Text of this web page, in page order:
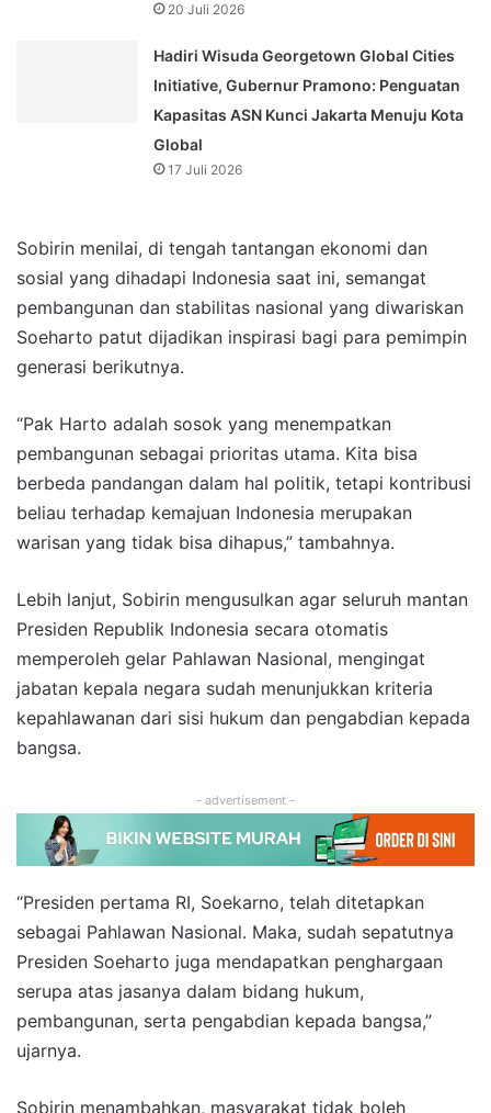
20 Juli 2026
Hadiri Wisuda Georgetown Global Cities
Initiative, Gubernur Pramono: Penguatan
Kapasitas ASN Kunci Jakarta Menuju Kota
Global
17 Juli 2026
Sobirin menilai, di tengah tantangan ekonomi dan
sosial yang dihadapi Indonesia saat ini, semangat
pembangunan dan stabilitas nasional yang diwariskan
Soeharto patut dijadikan inspirasi bagi para pemimpin
generasi berikutnya.
“Pak Harto adalah sosok yang menempatkan
pembangunan sebagai prioritas utama. Kita bisa
berbeda pandangan dalam hal politik, tetapi kontribusi
beliau terhadap kemajuan Indonesia merupakan
warisan yang tidak bisa dihapus,” tambahnya.
Lebih lanjut, Sobirin mengusulkan agar seluruh mantan
Presiden Republik Indonesia secara otomatis
memperoleh gelar Pahlawan Nasional, mengingat
jabatan kepala negara sudah menunjukkan kriteria
kepahlawanan dari sisi hukum dan pengabdian kepada
bangsa.
- advertisement -
“Presiden pertama RI, Soekarno, telah ditetapkan
sebagai Pahlawan Nasional. Maka, sudah sepatutnya
Presiden Soeharto juga mendapatkan penghargaan
serupa atas jasanya dalam bidang hukum,
pembangunan, serta pengabdian kepada bangsa,”
ujarnya.
Sobirin menambahkan, masyarakat tidak boleh